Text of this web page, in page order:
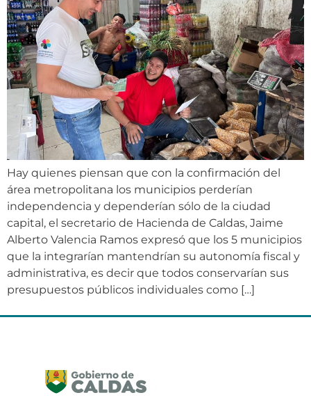
Hay quienes piensan que con la confirmación del
área metropolitana los municipios perderían
independencia y dependerían sólo de la ciudad
capital, el secretario de Hacienda de Caldas, Jaime
Alberto Valencia Ramos expresó que los 5 municipios
que la integrarían mantendrían su autonomía fiscal y
administrativa, es decir que todos conservarían sus
presupuestos públicos individuales como […]